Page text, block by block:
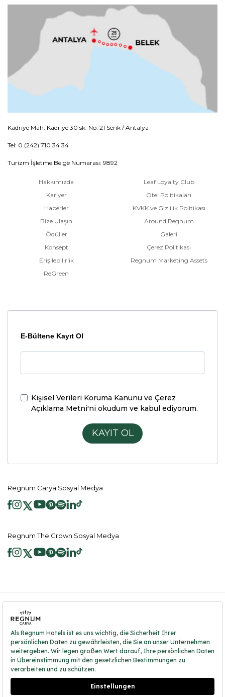
Kadriye Mah. Kadriye 30 sk. No: 21 Serik / Antalya
Tel: 0 (242) 710 34 34
Turizm İşletme Belge Numarası: 9892
Hakkımızda
Kariyer
Haberler
Bize Ulaşın
Ödüller
Konsept
Erişilebilirlik
ReGreen
Leaf Loyalty Club
Otel Politikaları
KVKK ve Gizlilik Politikası
Around Regnum
Galeri
Çerez Politikası
Regnum Marketing Assets
E-Bültene Kayıt Ol
Kişisel Verileri Koruma Kanunu ve Çerez
Açıklama Metni'ni okudum ve kabul ediyorum.
KAYIT OL
Regnum Carya Sosyal Medya
Regnum The Crown Sosyal Medya
2026 ® Regnum Hotels. Tüm hakları saklıdır.
Bilgi Toplumu Hizmetleri